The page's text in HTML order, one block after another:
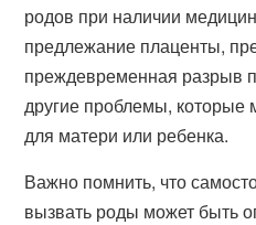
родов при наличии
предлежание плаценты,
преждевременная разрыв
другие проблемы, которые
для матери или ребенка.
Важно помнить, что
вызвать роды может быть